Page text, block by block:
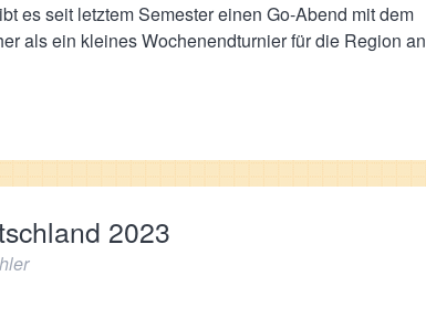
es seit letztem Semester einen Go-Abend mit dem
als ein kleines Wochenendturnier für die Region an
2023